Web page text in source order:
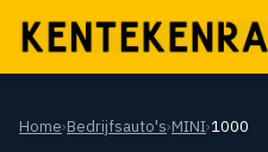
Home›Bedrijfsauto's›MINI›1000